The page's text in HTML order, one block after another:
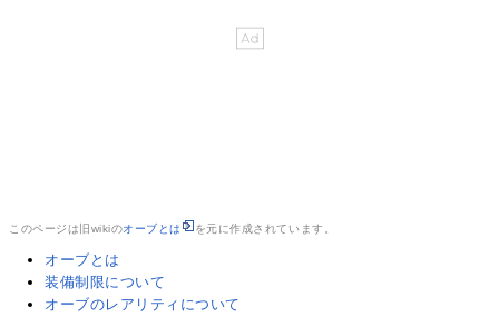
このページは旧wikiのオーブとは を元に作成されています。
オーブとは
装備制限について
オーブのレアリティについて